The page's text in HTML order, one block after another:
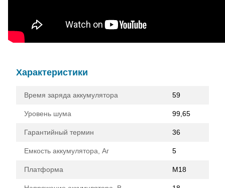
Характеристики
Время заряда аккумулятора 59
Уровень шума 99,65
Гарантийный термин 36
Емкость аккумулятора, Аг 5
Платформа M18